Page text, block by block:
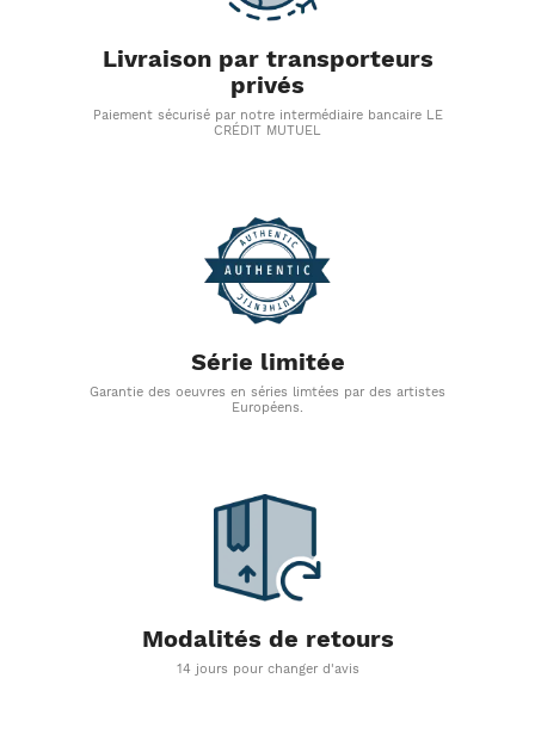
Livraison par transporteurs
privés
Paiement sécurisé par notre intermédiaire bancaire LE
CRÉDIT MUTUEL
Série limitée
Garantie des oeuvres en séries limtées par des artistes
Européens.
Modalités de retours
14 jours pour changer d'avis